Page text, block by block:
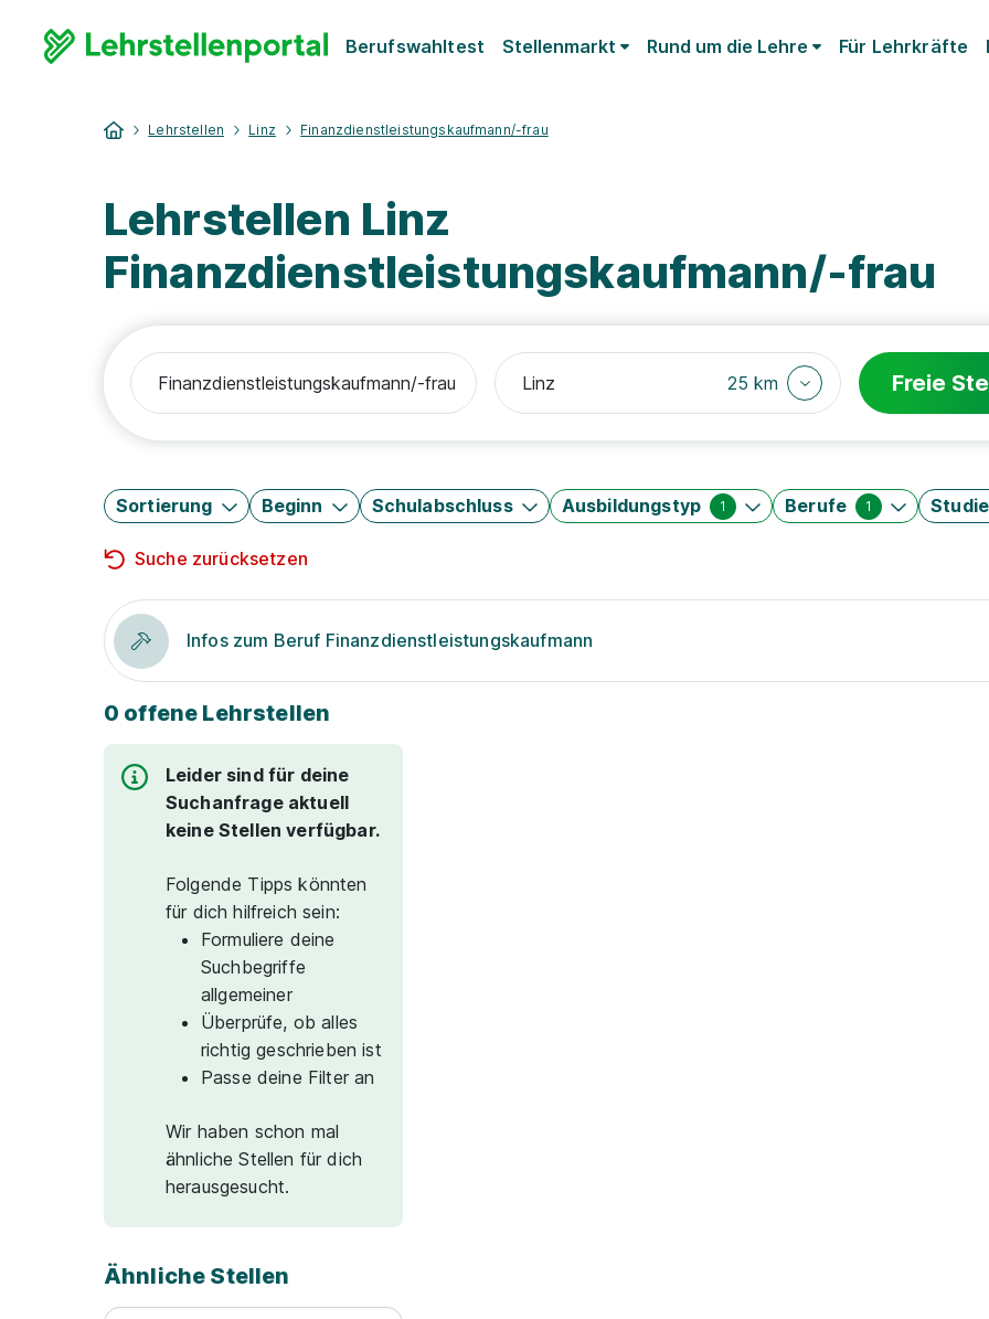
Berufswahltest Stellenmarkt Rund um die Lehre Für Lehrkräfte
Lehrstellen Linz Finanzdienstleistungskaufmann/-frau
Lehrstellen Linz
Finanzdienstleistungskaufmann/-frau
25 km Freie
Sortierung Beginn Schulabschluss Ausbildungstyp 1 Berufe 1
Suche zurücksetzen
Infos zum Beruf Finanzdienstleistungskaufmann
0 offene Lehrstellen
Leider sind für deine
Suchanfrage aktuell
keine Stellen verfügbar.
Folgende Tipps könnten
für dich hilfreich sein:
Formuliere deine
Suchbegriffe
allgemeiner
Überprüfe, ob alles
richtig geschrieben ist
Passe deine Filter an
Wir haben schon mal
ähnliche Stellen für dich
herausgesucht.
Ähnliche Stellen